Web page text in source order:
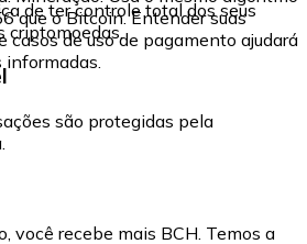
que o Bitcoin. Entender suas
casos de uso de pagamento ajudará
informadas.
de ter controle total dos seus
criptomoedas.
são protegidas pela
você recebe mais BCH. Temos a